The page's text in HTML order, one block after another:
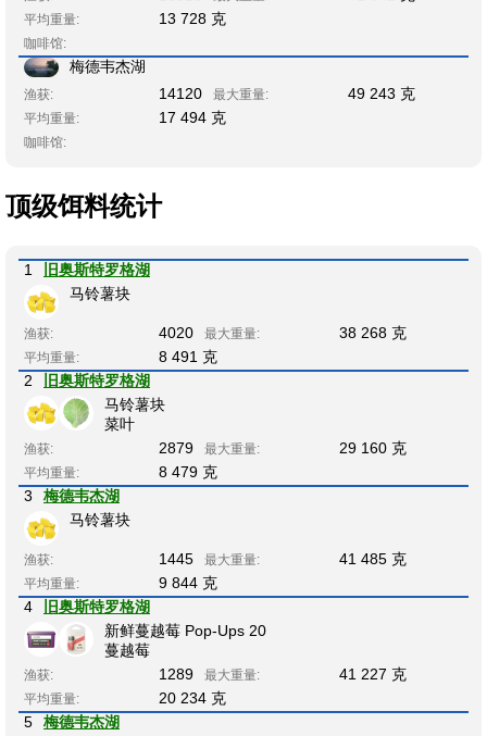
平均重量: 13 728 克
咖啡馆:
梅德韦杰湖
渔获: 14120 最大重量: 49 243 克
平均重量: 17 494 克
咖啡馆:
顶级饵料统计
1
旧奥斯特罗格湖
马铃薯块
渔获: 4020 最大重量: 38 268 克
平均重量:
8 491 克
2
旧奥斯特罗格湖
马铃薯块
菜叶
渔获: 2879 最大重量: 29 160 克
平均重量:
8 479 克
3
梅德韦杰湖
马铃薯块
渔获: 1445 最大重量: 41 485 克
平均重量:
9 844 克
4
旧奥斯特罗格湖
新鲜蔓越莓 Pop-Ups 20
蔓越莓
渔获: 1289 最大重量: 41 227 克
平均重量:
20 234 克
5
梅德韦杰湖